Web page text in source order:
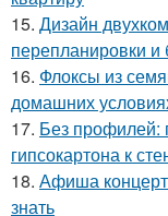
15. Дизайн
перепланировки и
16. Флоксы из
домашних
17. Без профилей:
гипсокартона к
18. Афиша
знать